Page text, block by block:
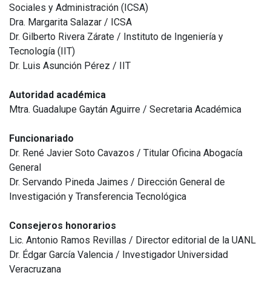
Sociales y Administración (ICSA)
Dra. Margarita Salazar / ICSA
Dr. Gilberto Rivera Zárate / Instituto de Ingeniería y
Tecnología (IIT)
Dr. Luis Asunción Pérez / IIT
Autoridad académica
Mtra. Guadalupe Gaytán Aguirre / Secretaria Académica
Funcionariado
Dr. René Javier Soto Cavazos / Titular Oficina Abogacía
General
Dr. Servando Pineda Jaimes / Dirección General de
Investigación y Transferencia Tecnológica
Consejeros honorarios
Lic. Antonio Ramos Revillas / Director editorial de la UANL
Dr. Édgar García Valencia / Investigador Universidad
Veracruzana